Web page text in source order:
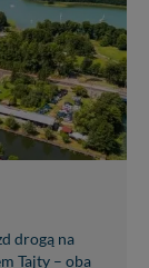
drogą na
Tajty – oba